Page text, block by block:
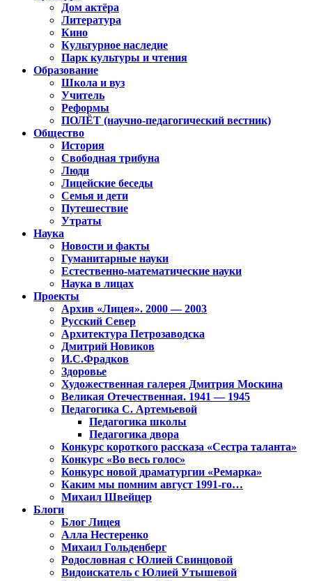
Дом актёра
Литература
Кино
Культурное наследие
Парк культуры и чтения
Образование
Школа и вуз
Учитель
Реформы
ПОЛЁТ (научно-педагогический вестник)
Общество
История
Свободная трибуна
Люди
Лицейские беседы
Семья и дети
Путешествие
Утраты
Наука
Новости и факты
Гуманитарные науки
Естественно-математические науки
Наука в лицах
Проекты
Архив «Лицея». 2000 — 2003
Русский Север
Архитектура Петрозаводска
Дмитрий Новиков
И.С.Фрадков
Здоровье
Художественная галерея Дмитрия Москина
Великая Отечественная. 1941 — 1945
Педагогика С. Артемьевой
Педагогика школы
Педагогика двора
Конкурс короткого рассказа «Сестра таланта»
Конкурс «Во весь голос»
Конкурс новой драматургии «Ремарка»
Каким мы помним август 1991-го…
Михаил Швейцер
Блоги
Блог Лицея
Алла Нестеренко
Михаил Гольденберг
Родословная с Юлией Свинцовой
Видоискатель с Юлией Утышевой